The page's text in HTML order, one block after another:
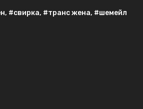
, #свирка, #транс жена, #шемейл